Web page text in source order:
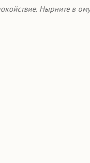
Нырните в